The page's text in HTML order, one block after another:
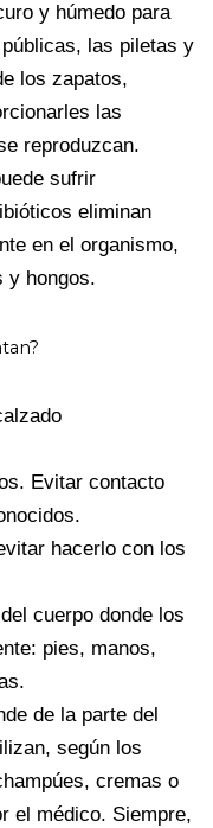
y húmedo para
las piletas y
los zapatos,
las
reproduzcan.
sufrir
eliminan
en el organismo,
y hongos.
Evitar contacto
hacerlo con los
cuerpo donde los
pies, manos,
de la parte del
según los
cremas o
el médico. Siempre,